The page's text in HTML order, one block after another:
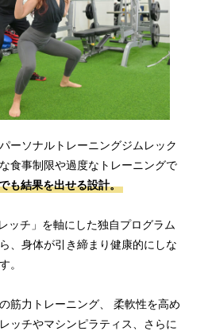
ーソナルトレーニングジムレック
食事制限や過度なトレーニングで
も結果を出せる設計。
ッチ」を軸にした独自プログラム
、身体が引き締まり健康的にしな
。
筋力トレーニング、 柔軟性を高め
ッチやマシンピラティス、さらに